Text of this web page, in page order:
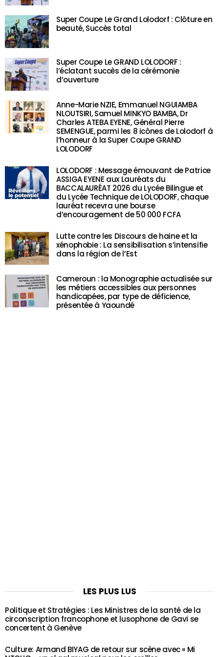
Super Coupe Le Grand Lolodorf : Clôture en
beauté, Succès total
Super Coupe Le GRAND LOLODORF :
l’éclatant succès de la cérémonie
d’ouverture
Anne-Marie NZIE, Emmanuel NGUIAMBA
NLOUTSIRI, Samuel MINKYO BAMBA, Dr
Charles ATEBA EYENE, Général Pierre
SEMENGUE, parmi les 8 icônes de Lolodorf à
l’honneur à la Super Coupe GRAND
LOLODORF
LOLODORF : Message émouvant de Patrice
ASSIGA EYENE aux Lauréats du
BACCALAURÉAT 2026 du Lycée Bilingue et
du Lycée Technique de LOLODORF, chaque
lauréat recevra une bourse
d’encouragement de 50 000 FCFA
Lutte contre les Discours de haine et la
xénophobie : La sensibilisation s’intensifie
dans la région de l’Est
Cameroun : la Monographie actualisée sur
les métiers accessibles aux personnes
handicapées, par type de déficience,
présentée à Yaoundé
LES PLUS LUS
Politique et Stratégies : Les Ministres de la santé de la
circonscription francophone et lusophone de Gavi se
concertent à Genève
Culture: Armand BIYAG de retour sur scène avec « Mi